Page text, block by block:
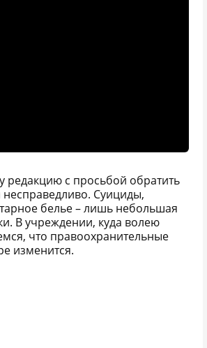
редакцию с просьбой обратить
Суициды,
белье – лишь небольшая
В учреждении, куда волею
что правоохранительные
изменится.